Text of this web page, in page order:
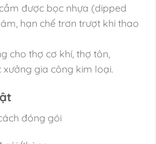
được bọc nhựa (dipped
hạn chế trơn trượt khi thao
cho thợ cơ khí, thợ tôn,
gia công kim loại.
đóng gói